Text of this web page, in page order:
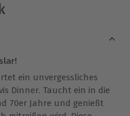
ein unvergessliches
Dinner. Taucht ein in die
70er Jahre und genießt